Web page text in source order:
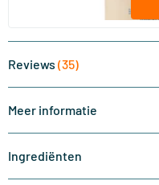
Reviews (35)
Meer informatie
Ingrediënten